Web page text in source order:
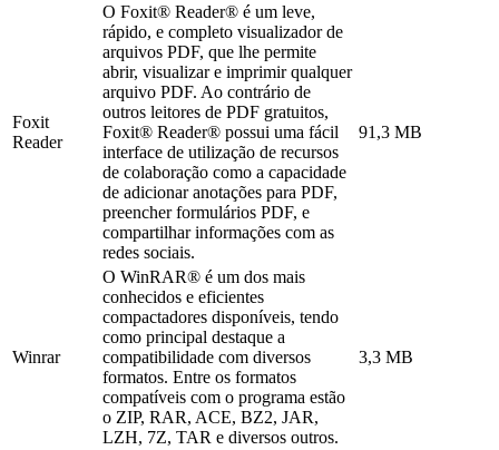
Foxit
Reader
O Foxit® Reader® é um leve,
rápido, e completo visualizador de
arquivos PDF, que lhe permite
abrir, visualizar e imprimir qualquer
arquivo PDF. Ao contrário de
outros leitores de PDF gratuitos,
Foxit® Reader® possui uma fácil
interface de utilização de recursos
de colaboração como a capacidade
de adicionar anotações para PDF,
preencher formulários PDF, e
compartilhar informações com as
redes sociais.
91,3 MB
Winrar
O WinRAR® é um dos mais
conhecidos e eficientes
compactadores disponíveis, tendo
como principal destaque a
compatibilidade com diversos
formatos. Entre os formatos
compatíveis com o programa estão
o ZIP, RAR, ACE, BZ2, JAR,
LZH, 7Z, TAR e diversos outros.
3,3 MB